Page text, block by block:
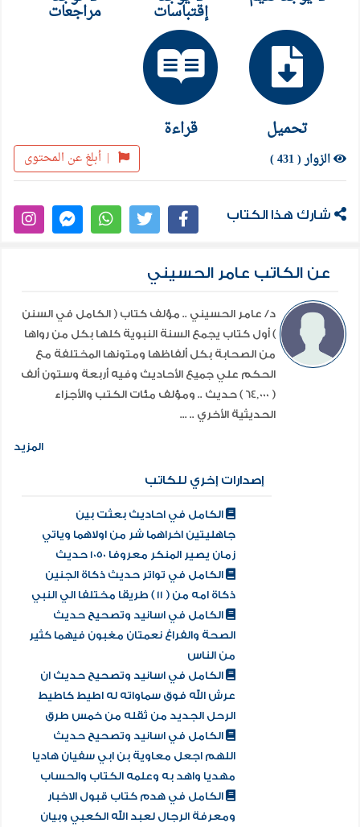
إقتباسات مراجعات
تحميل قراءة
| أبلغ عن المحتوى الزوار ( 431 )
شارك هذا الكتاب
عن الكاتب عامر الحسيني
د/ عامر الحسيني .. مؤلف كتاب ( الكامل في السنن
) أول كتاب يجمع السنة النبوية كلها بكل من رواها
من الصحابة بكل ألفاظها ومتونها المختلفة مع
الحكم علي جميع الأحاديث وفيه أربعة وستون ألف
( 64,000 ) حديث .. ومؤلف مئات الكتب والأجزاء
الحديثية الأخري .. ...
المزيد
إصدارات إخري للكاتب
الكامل في احاديث بعثت بين
جاهليتين اخراهما شر من اولاهما وياتي
زمان يصير المنكر معروفا 1050 حديث
الكامل في تواتر حديث ذكاة الجنين
ذكاة امه من ( 11 ) طريقا مختلفا الي النبي
الكامل في اسانيد وتصحيح حديث
الصحة والفراغ نعمتان مغبون فيهما كثير
من الناس
الكامل في اسانيد وتصحيح حديث ان
عرش الله فوق سماواته له اطيط كاطيط
الرحل الجديد من ثقله من خمس طرق
الكامل في اسانيد وتصحيح حديث
اللهم اجعل معاوية بن ابي سفيان هاديا
مهديا واهد به وعلمه الكتاب والحساب
الكامل في هدم كتاب قبول الاخبار
ومعرفة الرجال لعبد الله الكعبي وبيان